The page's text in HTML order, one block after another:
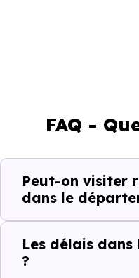
FAQ -
Peut-on visiter
dans le
Les délais
?